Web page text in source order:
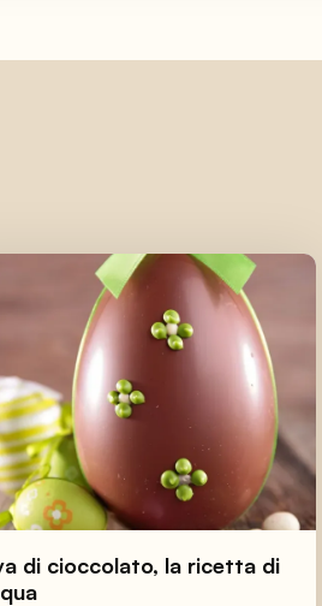
di cioccolato, la ricetta di